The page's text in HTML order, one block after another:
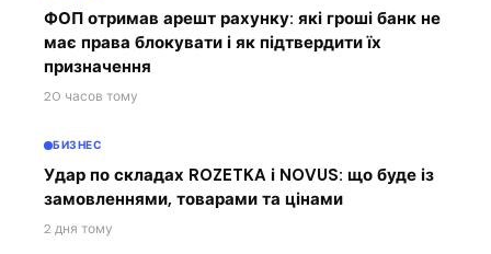
ФОП отримав арешт рахунку: які гроші банк не
має права блокувати і як підтвердити їх
призначення
20 часов тому
БИЗНЕС
Удар по складах ROZETKA і NOVUS: що буде із
замовленнями, товарами та цінами
2 дня тому